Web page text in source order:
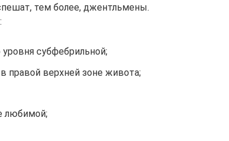
тем более, джентльмены.
субфебрильной;
правой верхней зоне живота;
любимой;